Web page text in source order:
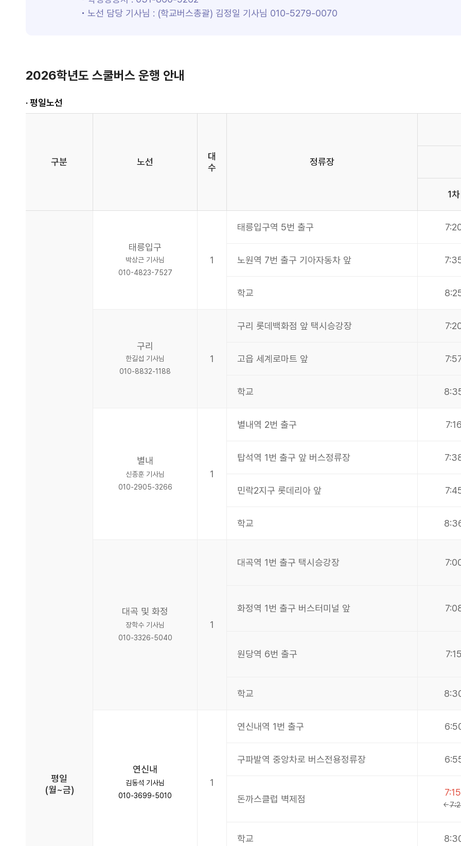
노선 담당 기사님 : (학교버스총괄) 김정일 기사님 010-5279-0070
2026학년도 스쿨버스 운행 안내
· 평일노선
구분 노선
대
수
정류장
1차
평일
(월~금)
태릉입구
박상근 기사님
010-4823-7527
1
태릉입구역 5번 출구
노원역 7번 출구 기아자동차 앞
학교
구리
한길섭 기사님
010-8832-1188
1
구리 롯데백화점 앞 택시승강장
고읍 세계로마트 앞
학교
별내
신종훈 기사님
010-2905-3266
1
별내역 2번 출구
탑석역 1번 출구 앞 버스정류장
민락2지구 롯데리아 앞
학교
대곡 및 화정
장학수 기사님
010-3326-5040
1
대곡역 1번 출구 택시승강장
화정역 1번 출구 버스터미널 앞
원당역 6번 출구
학교
연신내
김동석 기사님
010-3699-5010
1
연신내역 1번 출구
구파발역 중앙차로 버스전용정류장
돈까스클럽 벽제점
7:15
←
학교